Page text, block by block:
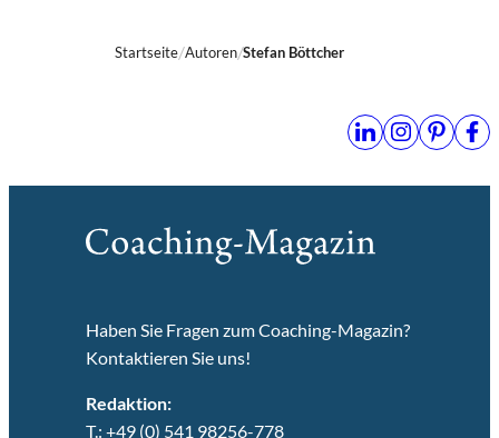
Startseite Autoren Stefan Böttcher
Haben Sie Fragen zum Coaching-Magazin?
Kontaktieren Sie uns!
Redaktion:
T.: +49 (0) 541 98256-778